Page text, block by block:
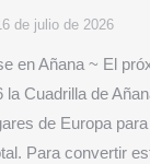
de julio de 2026
en Añana ~ El
la Cuadrilla de
de Europa
Para convertir